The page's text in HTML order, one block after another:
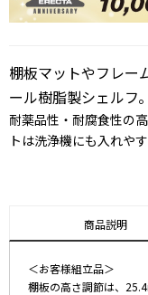
棚板マットやフレー
ール樹脂製シェルフ。
耐薬品性・耐腐食性の
トは洗浄機にも入れや
商品説明
＜お客様組立品＞
棚板の高さ調節は、